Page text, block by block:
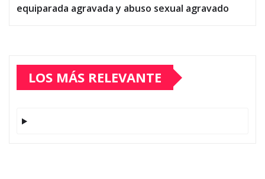
equiparada agravada y abuso sexual agravado
LOS MÁS RELEVANTE